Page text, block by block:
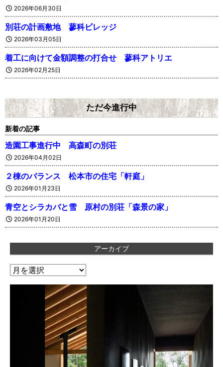
2026年06月30日
別荘の計画敷地 蓼科ビレッジ
2026年03月05日
着工に向けて金額調整の打合せ 蓼科アトリエ
2026年02月25日
ただ今進行中
新着の記事
造園工事進行中 高森町の別荘
2026年04月02日
２棟のバランス 松本市の住宅「軒庭」
2026年01月23日
青空とシラカバと雪 原村の別荘「森景の家」
2026年01月20日
アーカイブ
ア